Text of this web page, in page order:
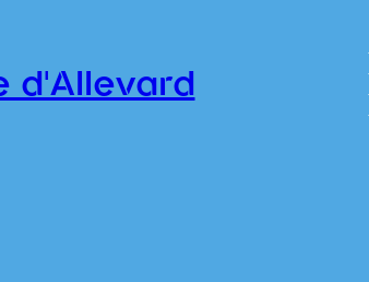
18 février 1892)
d'Allevard